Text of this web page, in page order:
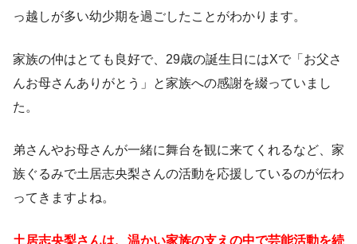
っ越しが多い幼少期を過ごしたことがわかります。
家族の仲はとても良好で、29歳の誕生日にはXで「お父さ
んお母さんありがとう」と家族への感謝を綴っていまし
た。
弟さんやお母さんが一緒に舞台を観に来てくれるなど、家
族ぐるみで土居志央梨さんの活動を応援しているのが伝わ
ってきますよね。
土居志央梨さんは、温かい家族の支えの中で芸能活動を続